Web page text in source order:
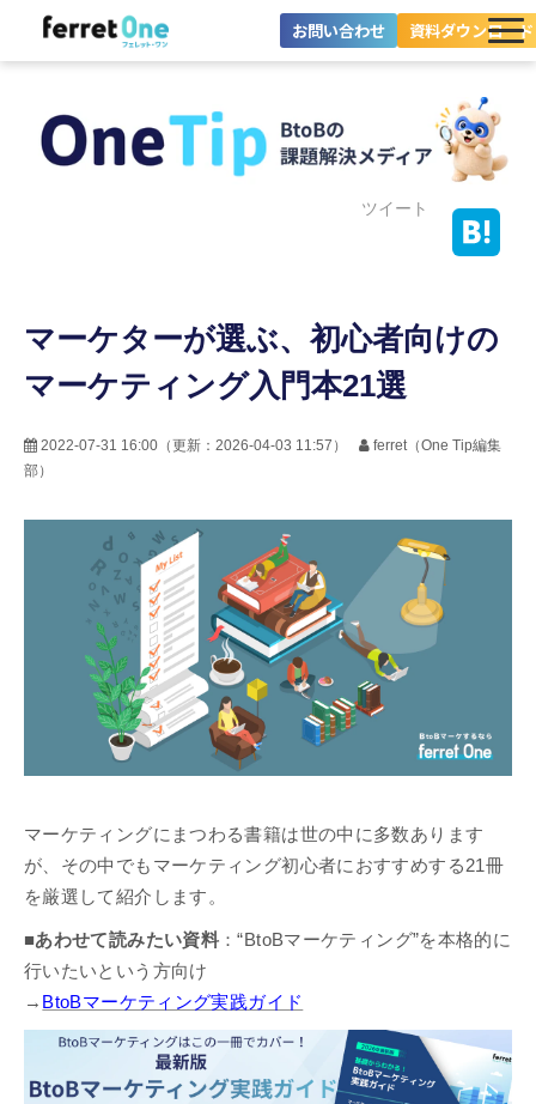
お問い合わせ 資料ダウンロード
ツール・機能一覧
料金プラン
セミナー
ツイート
マーケターが選ぶ、初心者向けの
マーケティング入門本21選
2022-07-31 16:00 （更新： 2026-04-03 11:57 ）
ferret（One Tip編集
部）
マーケティングにまつわる書籍は世の中に多数あります
が、その中でもマーケティング初心者におすすめする21冊
を厳選して紹介します。
■あわせて読みたい資料 ：“BtoBマーケティング”を本格的に
行いたいという方向け
→ BtoBマーケティング実践ガイド